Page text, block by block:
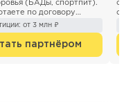
(БАДы, спортпит).
по договору
концесси...
от 3 млн ₽
партнёром